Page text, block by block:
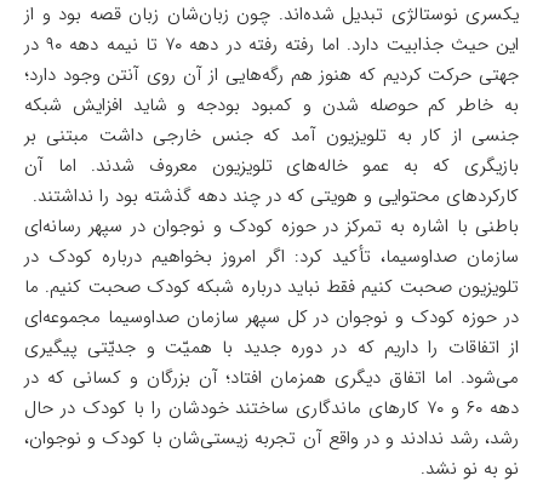
یکسری نوستالژی تبدیل شده‌اند. چون زبان‌شان زبان قصه بود و از
این حیث جذابیت دارد. اما رفته رفته در دهه ۷۰ تا نیمه دهه ۹۰ در
جهتی حرکت کردیم که هنوز هم رگه‌هایی از آن روی آنتن وجود دارد؛
به خاطر کم حوصله شدن و کمبود بودجه و شاید افزایش شبکه
جنسی از کار به تلویزیون آمد که جنس خارجی داشت مبتنی بر
بازیگری که به عمو خاله‌های تلویزیون معروف شدند. اما آن
کارکردهای محتوایی و هویتی که در چند دهه گذشته بود را نداشتند.
باطنی با اشاره به تمرکز در حوزه کودک و نوجوان در سپهر رسانه‌ای
سازمان صداوسیما، تأکید کرد: اگر امروز بخواهیم درباره کودک در
تلویزیون صحبت کنیم فقط نباید درباره شبکه کودک صحبت کنیم. ما
در حوزه کودک و نوجوان در کل سپهر سازمان صداوسیما مجموعه‌ای
از اتفاقات را داریم که در دوره جدید با همیّت و جدیّتی پیگیری
می‌شود. اما اتفاق دیگری همزمان افتاد؛ آن بزرگان و کسانی که در
دهه ۶۰ و ۷۰ کارهای ماندگاری ساختند خودشان را با کودک در حال
رشد، رشد ندادند و در واقع آن تجربه زیستی‌شان با کودک و نوجوان،
نو به نو نشد.